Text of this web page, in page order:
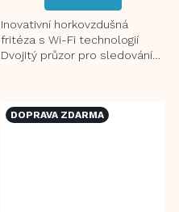
5
HVĚZDIČEK.
Inovativní horkovzdušná
fritéza s Wi-Fi technologií
Dvojitý průzor pro sledování
DOPRAVA ZDARMA